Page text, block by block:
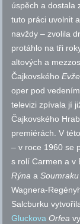
úspěch a dostala
tuto práci uvolnit
navždy – zvolila
protáhlo na tři
altových a
Čajkovského
oper pod
televizi zpívala jí
Čajkovského
premiérách. V
– v roce 1960 se
s rolí Carmen a v
Rýna a
Wagnera-
Salcburku
Gluckova Orfea